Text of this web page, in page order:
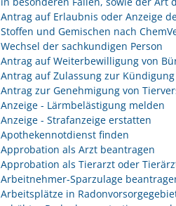
Antrag auf Erlaubnis oder Anzeige
Stoffen und Gemischen nach
Wechsel der sachkundigen Person
Antrag auf Weiterbewilligung von
Antrag auf Zulassung zur
Antrag zur Genehmigung von
Anzeige - Lärmbelästigung melden
Anzeige - Strafanzeige erstatten
Apothekennotdienst finden
Approbation als Arzt beantragen
Approbation als Tierarzt oder
Arbeitnehmer-Sparzulage
Arbeitsplätze in